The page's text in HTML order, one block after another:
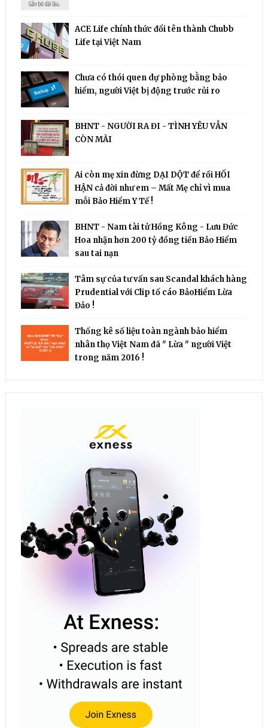
ACE Life chính thức đổi tên thành Chubb
Life tại Việt Nam
Chưa có thói quen dự phòng bằng bảo
hiểm, người Việt bị động trước rủi ro
BHNT - NGƯỜI RA ĐI - TÌNH YÊU VẪN
CÒN MÃI
Ai còn mẹ xin đừng DẠI DỘT để rồi HỐI
HẬN cả đời như em – Mất Mẹ chỉ vì mua
mỗi Bảo Hiểm Y Tế !
BHNT - Nam tài tử Hồng Kông - Lưu Đức
Hoa nhận hơn 200 tỷ đồng tiền Bảo Hiểm
sau tai nạn
Tâm sự của tư vấn sau Scandal khách hàng
Prudential với Clip tố cáo BảoHiểm Lừa
Đảo !
Thống kê số liệu toàn ngành bảo hiểm
nhân thọ Việt Nam đã " Lừa " người Việt
trong năm 2016 !